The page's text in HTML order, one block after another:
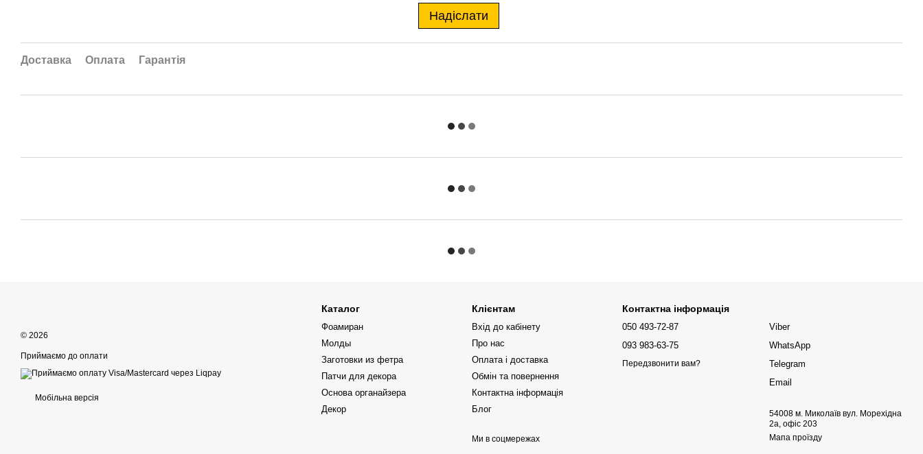
Надіслати
Доставка Оплата Гарантія
© 2026
Приймаємо до оплати
Мобільна версія
Каталог
Фоамиран
Молды
Заготовки из фетра
Патчи для декора
Основа органайзера
Декор
Клієнтам
Вхід до кабінету
Про нас
Оплата і доставка
Обмін та повернення
Контактна інформація
Блог
Ми в соцмережах
Контактна інформація
050 493-72-87
093 983-63-75
Передзвонити вам?
Viber
WhatsApp
Telegram
Email
54008 м. Миколаїв вул. Морехідна
2а, офіс 203
Мапа проїзду